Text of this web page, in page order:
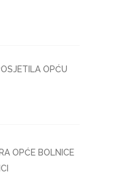
OPĆU
OPĆE BOLNICE